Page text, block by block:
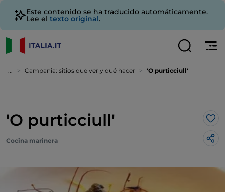
Este contenido se ha traducido automáticamente.
Lee el texto original.
... Campania: sitios que ver y qué hacer 'O purticciull'
'O purticciull' Me
Cocina marinera